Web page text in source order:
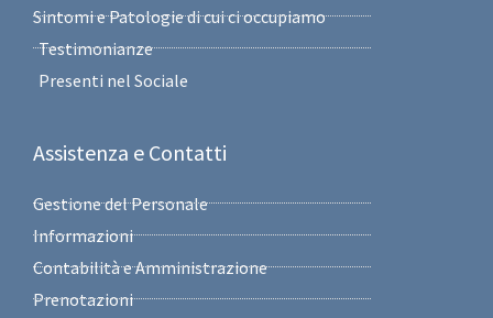
Sintomi e Patologie di cui ci occupiamo
Testimonianze
Presenti nel Sociale
Assistenza e Contatti
Gestione del Personale
Informazioni
Contabilità e Amministrazione
Prenotazioni